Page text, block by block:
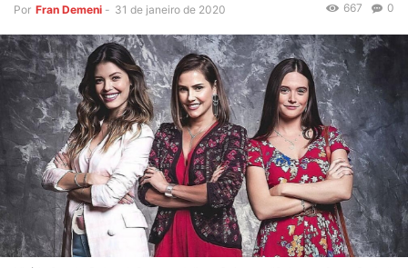
Por Fran Demeni - 31 de janeiro de 2020 0
667